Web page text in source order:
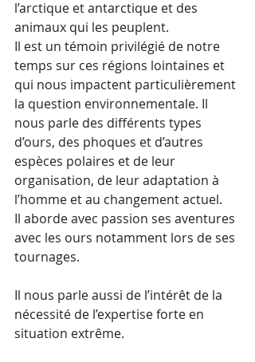
l’arctique et antarctique et des
animaux qui les peuplent.
Il est un témoin privilégié de notre
temps sur ces régions lointaines et
qui nous impactent particulièrement
la question environnementale. Il
nous parle des différents types
d’ours, des phoques et d’autres
espèces polaires et de leur
organisation, de leur adaptation à
l’homme et au changement actuel.
Il aborde avec passion ses aventures
avec les ours notamment lors de ses
tournages.
Il nous parle aussi de l’intérêt de la
nécessité de l’expertise forte en
situation extrême.